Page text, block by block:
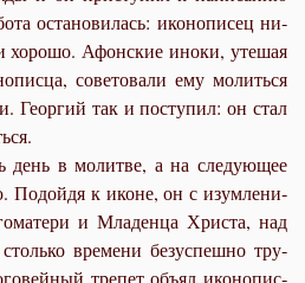
оста­но­ви­лась: ико­но­пи­сец ни­
хо­ро­шо. Афон­ские ино­ки, уте­шая
со­ве­то­ва­ли ему мо­лить­ся
так и по­сту­пил: он стал
день в мо­лит­ве, а на сле­ду­ю­щее
По­дой­дя к иконе, он с изум­ле­ни­
и Мла­ден­ца Хри­ста, над
вре­ме­ни без­успеш­но тру­
тре­пет объ­ял ико­но­пис­